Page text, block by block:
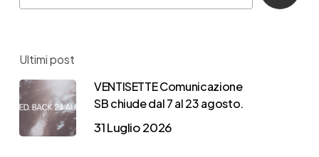
Ultimi post
VENTISETTE Comunicazione
SB chiude dal 7 al 23 agosto.
31 Luglio 2026